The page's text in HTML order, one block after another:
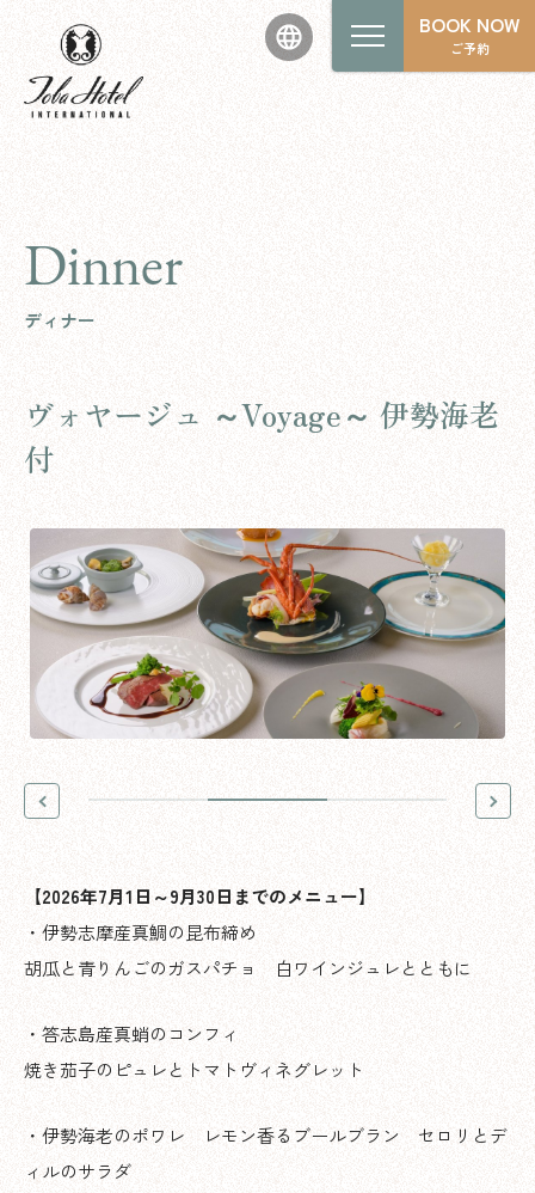
BOOK NOW
ご予約
Dinner
ディナー
ヴォヤージュ ～Voyage～ 伊勢海老
付
【2026年7月1日～9月30日までのメニュー】
・伊勢志摩産真鯛の昆布締め
胡瓜と青りんごのガスパチョ 白ワインジュレとともに
・答志島産真蛸のコンフィ
焼き茄子のピュレとトマトヴィネグレット
・伊勢海老のポワレ レモン香るブールブラン セロリとデ
ィルのサラダ